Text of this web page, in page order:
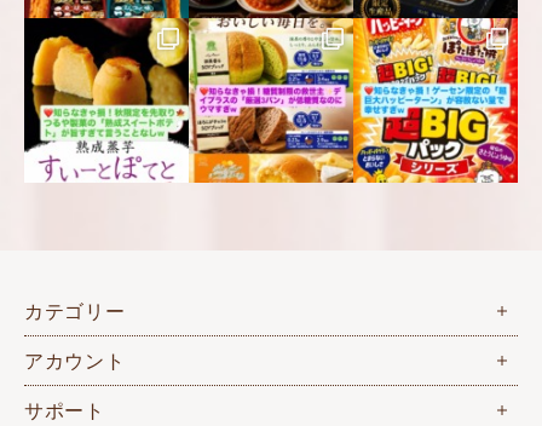
カテゴリー
アカウント
サポート